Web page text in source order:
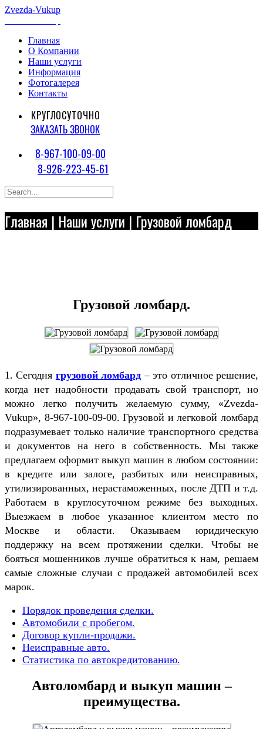
Zvezda-Vukup
Главная
О Компании
Наши услуги
Информация
Фотогалерея
Контакты
КРУГЛОСУТОЧНО
ЗАКАЗАТЬ ЗВОНОК
8-967-100-09-00
8-926-223-45-61
Главная | Наши услуги | Грузовой ломбард
Грузовой ломбард.
1. Сегодня грузовой ломбард – это отличное решение,
когда нет надобности продавать свой транспорт, но
можно легко получить желаемую сумму, «Zvezda-
Vukup», 8-967-100-09-00. Грузовой и легковой ломбард
подразумевает только наличие транспортного средства
и документов на него в собственность. Мы также
предлагаем оформит выкуп машин в любом состоянии:
в кредите или залоге, разбитых или неисправных,
утилизированных, нерастаможенных, после ДТП и т.д.
Работаем в круглосуточном режиме без выходных.
Выезжаем в любое указанное клиентом место по
Москве и области. Оказываем юридическую
поддержку на всем протяжении сделки. Чтобы не
бояться мошенников лучше обратиться к нам, решаем
самые сложные случаи с продажей автомобилей всех
марок.
Порядок проведения сделки.
Автомобили с пробегом.
Договор купли-продажи.
Неисправные авто.
Статистика по автокредитованию.
Автоломбард и выкуп машин –
преимущества.